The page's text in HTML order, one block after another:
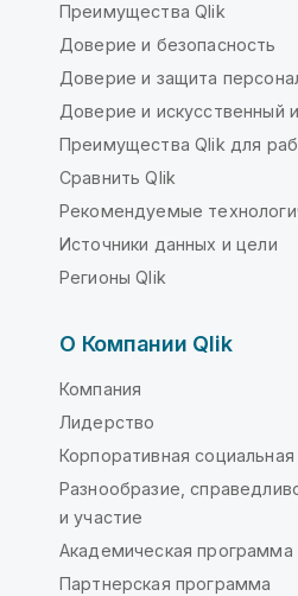
Преимущества Qlik
Доверие и безопасность
Доверие и защита
Доверие и искусственный
Преимущества Qlik для
Сравнить Qlik
Рекомендуемые
Источники данных и цели
Регионы Qlik
О Компании Qlik
Компания
Лидерство
Корпоративная
Разнообразие,
и участие
Академическая программа
Партнерская программа